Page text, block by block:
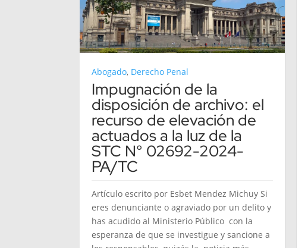
Abogado, Derecho Penal
Impugnación de la
disposición de archivo: el
recurso de elevación de
actuados a la luz de la
STC N° 02692-2024-
PA/TC
Artículo escrito por Esbet Mendez Michuy Si
eres denunciante o agraviado por un delito y
has acudido al Ministerio Público con la
esperanza de que se investigue y sancione a